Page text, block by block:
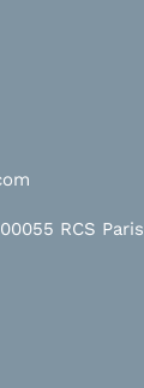
RCS Paris